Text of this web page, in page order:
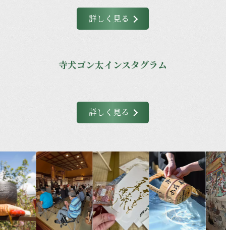
詳しく見る
寺犬ゴン太インスタグラム
詳しく見る